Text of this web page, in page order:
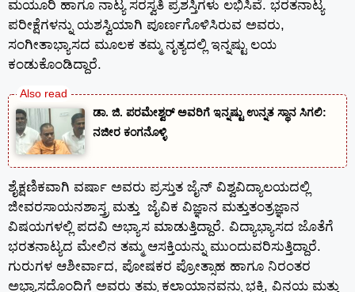
ಮಯೂರಿ ಹಾಗೂ ನಾಟ್ಯ ಸರಸ್ವತಿ ಪ್ರಶಸ್ತಿಗಳು ಲಭಿಸಿವೆ. ಭರತನಾಟ್ಯ
ಪರೀಕ್ಷೆಗಳನ್ನು ಯಶಸ್ವಿಯಾಗಿ ಪೂರ್ಣಗೊಳಿಸಿರುವ ಅವರು,
ಸಂಗೀತಾಭ್ಯಾಸದ ಮೂಲಕ ತಮ್ಮ ನೃತ್ಯದಲ್ಲಿ ಇನ್ನಷ್ಟು ಲಯ
ಕಂಡುಕೊಂಡಿದ್ದಾರೆ.
ಡಾ. ಜಿ. ಪರಮೇಶ್ವರ್ ಅವರಿಗೆ ಇನ್ನಷ್ಟು ಉನ್ನತ ಸ್ಥಾನ ಸಿಗಲಿ:
ನಜೀರ ಕಂಗನೊಳ್ಳಿ
ಶೈಕ್ಷಣಿಕವಾಗಿ ವರ್ಷಾ ಅವರು ಪ್ರಸ್ತುತ ಜೈನ್ ವಿಶ್ವವಿದ್ಯಾಲಯದಲ್ಲಿ
ಜೀವರಸಾಯನಶಾಸ್ತ್ರ ಮತ್ತು ಜೈವಿಕ ವಿಜ್ಞಾನ ಮತ್ತುತಂತ್ರಜ್ಞಾನ
ವಿಷಯಗಳಲ್ಲಿ ಪದವಿ ಅಭ್ಯಾಸ ಮಾಡುತ್ತಿದ್ದಾರೆ. ವಿದ್ಯಾಭ್ಯಾಸದ ಜೊತೆಗೆ
ಭರತನಾಟ್ಯದ ಮೇಲಿನ ತಮ್ಮ ಆಸಕ್ತಿಯನ್ನು ಮುಂದುವರಿಸುತ್ತಿದ್ದಾರೆ.
ಗುರುಗಳ ಆಶೀರ್ವಾದ, ಪೋಷಕರ ಪ್ರೋತ್ಸಾಹ ಹಾಗೂ ನಿರಂತರ
ಅಭ್ಯಾಸದೊಂದಿಗೆ ಅವರು ತಮ್ಮ ಕಲಾಯಾನವನ್ನು ಭಕ್ತಿ, ವಿನಯ ಮತ್ತು